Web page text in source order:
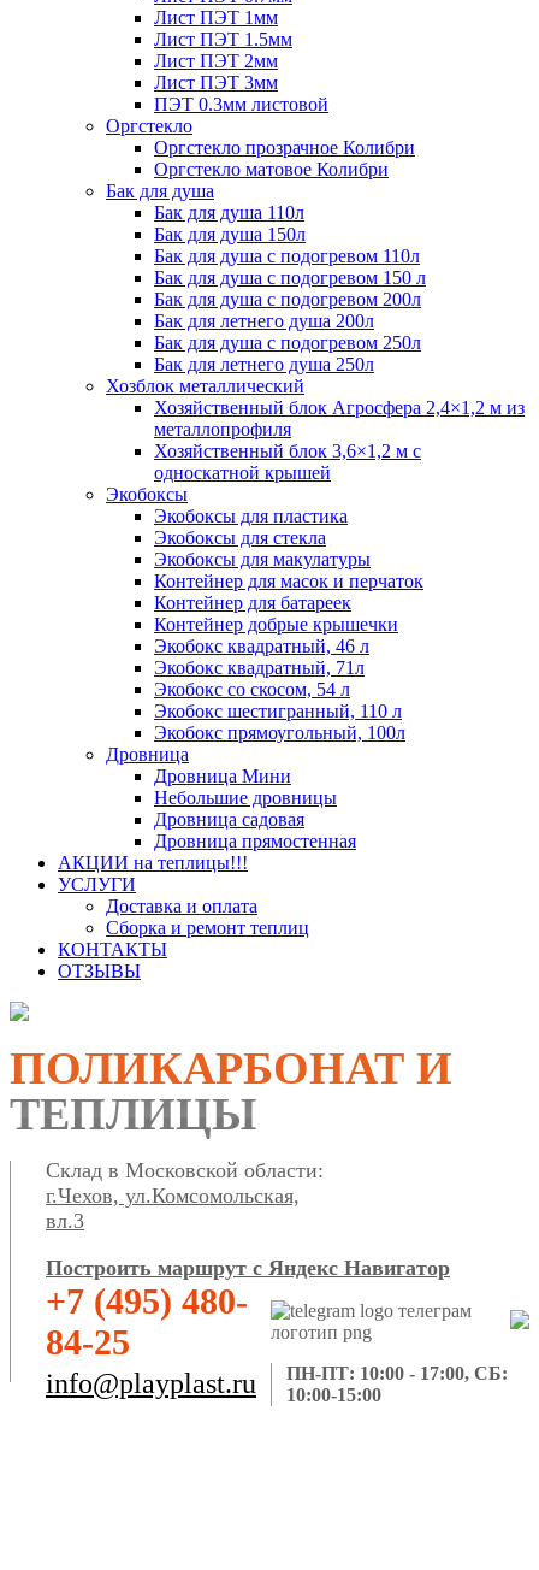
Лист ПЭТ 1мм
Лист ПЭТ 1.5мм
Лист ПЭТ 2мм
Лист ПЭТ 3мм
ПЭТ 0.3мм листовой
Оргстекло
Оргстекло прозрачное Колибри
Оргстекло матовое Колибри
Бак для душа
Бак для душа 110л
Бак для душа 150л
Бак для душа с подогревом 110л
Бак для душа с подогревом 150 л
Бак для душа с подогревом 200л
Бак для летнего душа 200л
Бак для душа с подогревом 250л
Бак для летнего душа 250л
Хозблок металлический
Хозяйственный блок Агросфера 2,4×1,2 м из
металлопрофиля
Хозяйственный блок 3,6×1,2 м с
односкатной крышей
Экобоксы
Экобоксы для пластика
Экобоксы для стекла
Экобоксы для макулатуры
Контейнер для масок и перчаток
Контейнер для батареек
Контейнер добрые крышечки
Экобокс квадратный, 46 л
Экобокс квадратный, 71л
Экобокс со скосом, 54 л
Экобокс шестигранный, 110 л
Экобокс прямоугольный, 100л
Дровница
Дровница Мини
Небольшие дровницы
Дровница садовая
Дровница прямостенная
АКЦИИ на теплицы!!!
УСЛУГИ
Доставка и оплата
Сборка и ремонт теплиц
КОНТАКТЫ
ОТЗЫВЫ
ПОЛИКАРБОНАТ И
ТЕПЛИЦЫ
Склад в Московской области:
г.Чехов, ул.Комсомольская,
вл.3
Построить маршрут с Яндекс Навигатор
+7 (495) 480-
84-25
info@playplast.ru
ПН-ПТ: 10:00 - 17:00, СБ:
10:00-15:00